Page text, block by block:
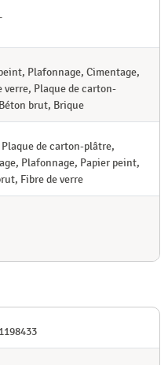
Plafonnage, Cimentage,
verre, Plaque de carton-
brut, Brique
de carton-plâtre,
Plafonnage, Papier peint,
Fibre de verre